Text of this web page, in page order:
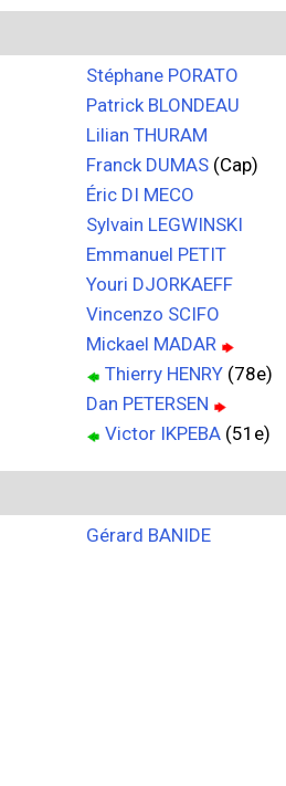
Stéphane PORATO
Patrick BLONDEAU
Lilian THURAM
Franck DUMAS (Cap)
Éric DI MECO
Sylvain LEGWINSKI
Emmanuel PETIT
Youri DJORKAEFF
Vincenzo SCIFO
Mickael MADAR
Thierry HENRY (78e)
Dan PETERSEN
Victor IKPEBA (51e)
Gérard BANIDE